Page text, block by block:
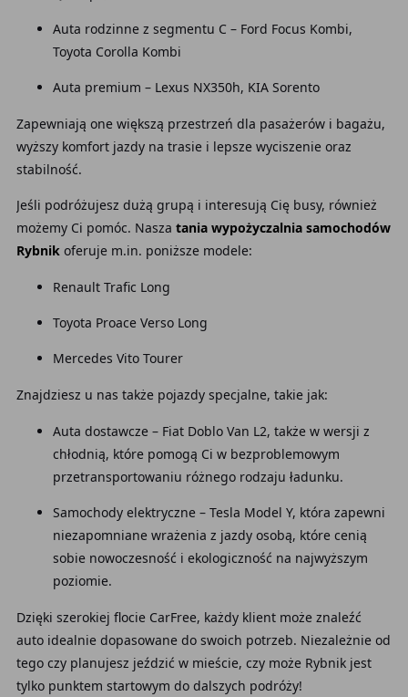
Auta rodzinne z segmentu C – Ford Focus Kombi,
Toyota Corolla Kombi
Auta premium – Lexus NX350h, KIA Sorento
Zapewniają one większą przestrzeń dla pasażerów i bagażu,
wyższy komfort jazdy na trasie i lepsze wyciszenie oraz
stabilność.
Jeśli podróżujesz dużą grupą i interesują Cię busy, również
możemy Ci pomóc. Nasza tania wypożyczalnia samochodów
Rybnikoferuje m.in. poniższe modele:
Renault Trafic Long
Toyota Proace Verso Long
Mercedes Vito Tourer
Znajdziesz u nas także pojazdy specjalne, takie jak:
Auta dostawcze – Fiat Doblo Van L2, także w wersji z
chłodnią, które pomogą Ci w bezproblemowym
przetransportowaniu różnego rodzaju ładunku.
Samochody elektryczne – Tesla Model Y, która zapewni
niezapomniane wrażenia z jazdy osobą, które cenią
sobie nowoczesność i ekologiczność na najwyższym
poziomie.
Dzięki szerokiej flocie CarFree, każdy klient może znaleźć
auto idealnie dopasowane do swoich potrzeb. Niezależnie od
tego czy planujesz jeździć w mieście, czy może Rybnik jest
tylko punktem startowym do dalszych podróży!